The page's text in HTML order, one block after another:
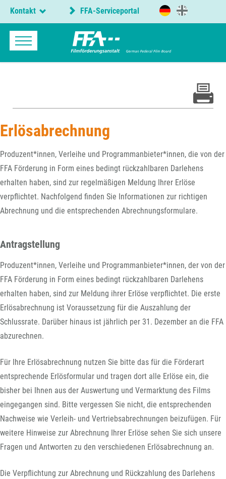
Kontakt FFA-Serviceportal
Erlösabrechnung
Produzent*innen, Verleihe und Programmanbieter*innen, die von der
FFA Förderung in Form eines bedingt rückzahlbaren Darlehens
erhalten haben, sind zur regelmäßigen Meldung Ihrer Erlöse
verpflichtet. Nachfolgend finden Sie Informationen zur richtigen
Abrechnung und die entsprechenden Abrechnungsformulare.
Antragstellung
Produzent*innen, Verleihe und Programmanbieter*innen, der von der
FFA Förderung in Form eines bedingt rückzahlbaren Darlehens
erhalten haben, sind zur Meldung ihrer Erlöse verpflichtet. Die erste
Erlösabrechnung ist Voraussetzung für die Auszahlung der
Schlussrate. Darüber hinaus ist jährlich per 31. Dezember an die FFA
abzurechnen.
Für Ihre Erlösabrechnung nutzen Sie bitte das für die Förderart
entsprechende Erlösformular und tragen dort alle Erlöse ein, die
bisher bei Ihnen aus der Auswertung und Vermarktung des Films
eingegangen sind. Bitte vergessen Sie nicht, die entsprechenden
Nachweise wie Verleih- und Vertriebsabrechnungen beizufügen. Für
weitere Hinweise zur Abrechnung Ihrer Erlöse sehen Sie sich unsere
Fragen und Antworten zu den verschiedenen Erlösabrechnung an.
Die Verpflichtung zur Abrechnung und Rückzahlung des Darlehens